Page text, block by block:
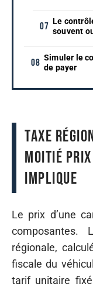
Le
souvent
Simuler le
de payer
Taxe
moitié
implique
Le prix d’une
régionale,
fiscale du
tarif unitaire